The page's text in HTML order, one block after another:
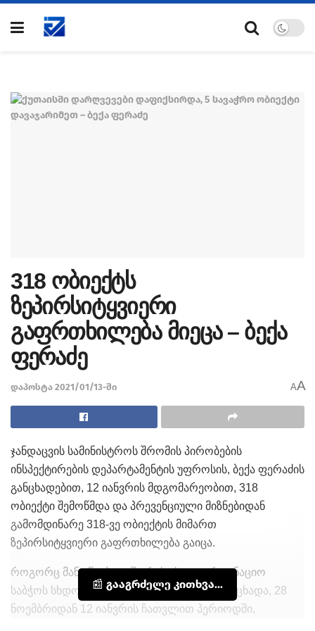
318 ობიექტს
ზეპირსიტყვიერი
გაფრთხილება მიეცა – ბექა
ფერაძე
დაპოსტა 2021/01/13-ში AA
ჯანდაცვის სამინისტროს შრომის პირობების
ინსპექტირების დეპარტამენტის უფროსის, ბექა ფერაძის
განცხადებით, 12 იანვრის მდგომარეობით, 318
ობიექტი შემოწმდა და პრევენციული მიზნებიდან
გამომდინარე 318-ვე ობიექტის მიმართ
ზეპირსიტყვიერი გაფრთხილება გაიცა.
როგორც მან უწყებათაშორისი საკოორდინაციო
საბჭოს სხდომის დასრულების შემდეგ განაცხადა, 28
ნოემბრიდან 12 იანვრის ჩათვლით პერიოდში,
📰 გააგრძელე კითხვა...